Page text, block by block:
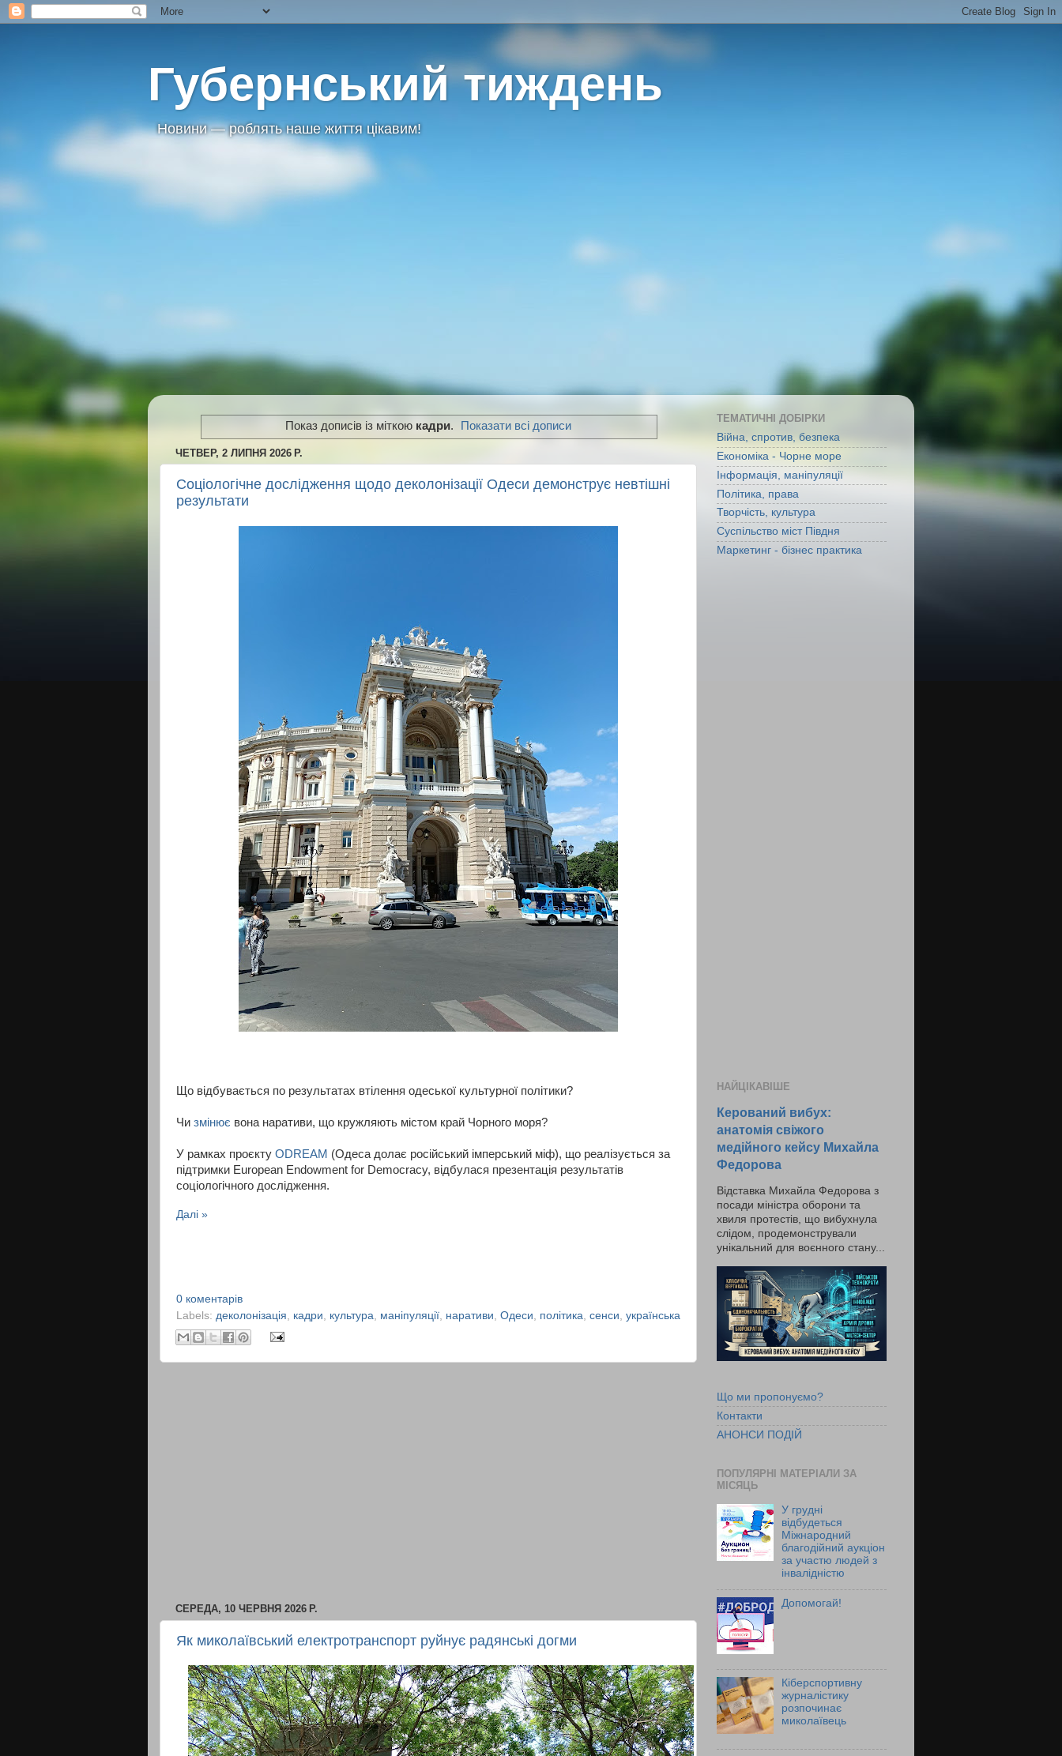
Губернський тиждень
Новини — роблять наше життя цікавим!
Показ дописів із міткою кадри. Показати всі дописи
ЧЕТВЕР, 2 ЛИПНЯ 2026 Р.
Соціологічне дослідження щодо деколонізації Одеси демонструє невтішні
результати
Що відбувається по результатах втілення одеської культурної політики?
Чи змінює вона наративи, що кружляють містом край Чорного моря?
У рамках проєкту ODREAM (Одеса долає російський імперський міф), що реалізується за
підтримки European Endowment for Democracy, відбулася презентація результатів
соціологічного дослідження.
Далі »
0 коментарів
Labels: деколонізація, кадри, культура, маніпуляції, наративи, Одеси, політика, сенси, українська
СЕРЕДА, 10 ЧЕРВНЯ 2026 Р.
Як миколаївський електротранспорт руйнує радянські догми
ТЕМАТИЧНІ ДОБІРКИ
Війна, спротив, безпека
Економіка - Чорне море
Інформація, маніпуляції
Політика, права
Творчість, культура
Суспільство міст Півдня
Маркетинг - бізнес практика
НАЙЦІКАВІШЕ
Керований вибух:
анатомія свіжого
медійного кейсу Михайла
Федорова
Відставка Михайла Федорова з
посади міністра оборони та
хвиля протестів, що вибухнула
слідом, продемонстрували
унікальний для воєнного стану...
Що ми пропонуємо?
Контакти
АНОНСИ ПОДІЙ
ПОПУЛЯРНІ МАТЕРІАЛИ ЗА
МІСЯЦЬ
У грудні
відбудеться
Міжнародний
благодійний аукціон
за участю людей з
інвалідністю
Допомогай!
Кіберспортивну
журналістику
розпочинає
миколаївець